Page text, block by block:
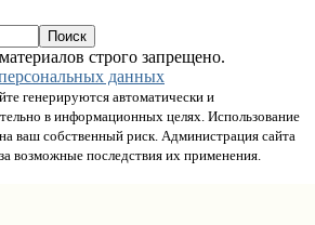
Поиск
строго запрещено.
данных
генерируются автоматически и
в информационных целях. Использование
ваш собственный риск. Администрация сайта
возможные последствия их применения.